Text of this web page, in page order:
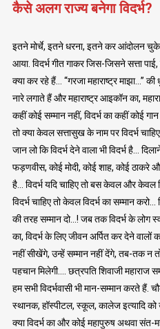
कैसे अलग राज्य बनेगा विदर्भ?
इतने मोर्चे, इतने धरना, इतने कर आंदोलन
आया. विदर्भ गीत गाकर जिस-जिसने सत्ता पाई,
क्या कर रहे हैं… “गरजा महाराष्ट्र माझा…”
नारे लगाते हैं और महाराष्ट्र आइकॉन का,
कहीं कोई सम्मान नहीं, विदर्भ का कहीं कोई
तो क्या केवल सत्तासुख के नाम पर विदर्भ
जान लो कि विदर्भ देने वाला भी विदर्भ है…
फड़णवीस, कोई मोदी, कोई शाह, कोई ठाकरे
है… विदर्भ यदि चाहिए तो बस केवल और केवल
विदर्भ चाहिए तो केवल विदर्भ का सम्मान करो…
की तरह सम्मान दो…! जब तक विदर्भ के लोग
का, विदर्भ के लिए जीवन अर्पित कर देने वालों
नहीं सीखेंगे, उन्हें सम्मान नहीं देंगे, तब-तक न
पहचान मिलेगी…. छत्रपति शिवाजी महाराज
हम सभी विदर्भवासी भी मान-सम्मान करते हैं.
स्थानक, हॉस्पीटल, स्कूल, कालेज इत्यादि
क्या विदर्भ का और कोई महापुरुष अथवा संत-